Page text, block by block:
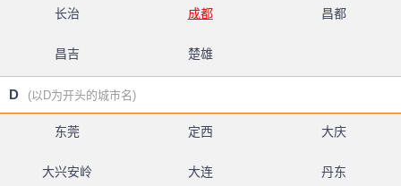
长治 成都 昌都
昌吉 楚雄
D (以D为开头的城市名)
东莞 定西 大庆
大兴安岭 大连 丹东